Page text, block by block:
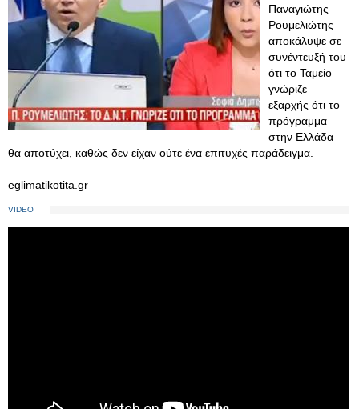
Παναγιώτης
Ρουμελιώτης
αποκάλυψε σε
συνέντευξή του
ότι το Ταμείο
γνώριζε
εξαρχής ότι το
πρόγραμμα
στην Ελλάδα
θα αποτύχει, καθώς δεν είχαν ούτε ένα επιτυχές παράδειγμα.
eglimatikotita.gr
VIDEO